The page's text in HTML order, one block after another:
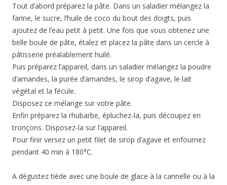
Tout d’abord préparez la pâte. Dans un saladier mélangez la
farine, le sucre, l’huile de coco du bout des doigts, puis
ajoutez de l’eau petit à petit. Une fois que vous obtenez une
belle boule de pâte, étalez et placez la pâte dans un cercle à
pâtisserie préalablement huilé.
Puis préparez l’appareil, dans un saladier mélangez la poudre
d’amandes, la purée d’amandes, le sirop d’agave, le lait
végétal et la fécule.
Disposez ce mélange sur votre pâte.
Enfin préparez la rhubarbe, épluchez-la, puis découpez en
tronçons. Disposez-la sur l’appareil.
Pour finir versez un petit filet de sirop d’agave et enfournez
pendant 40 min à 180°C.
A dégustez tiède avec une boule de glace à la cannelle ou à la